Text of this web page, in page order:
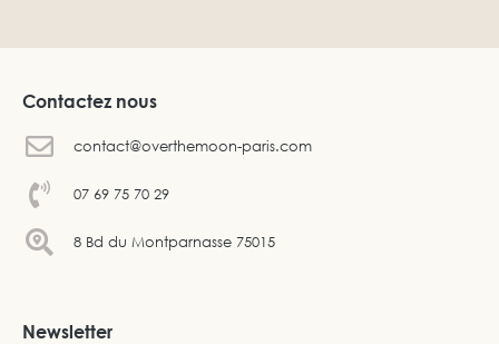
Contactez nous
contact@overthemoon-paris.com
07 69 75 70 29
8 Bd du Montparnasse 75015
Newsletter